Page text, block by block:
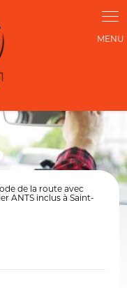
de la route avec
ANTS inclus à Saint-